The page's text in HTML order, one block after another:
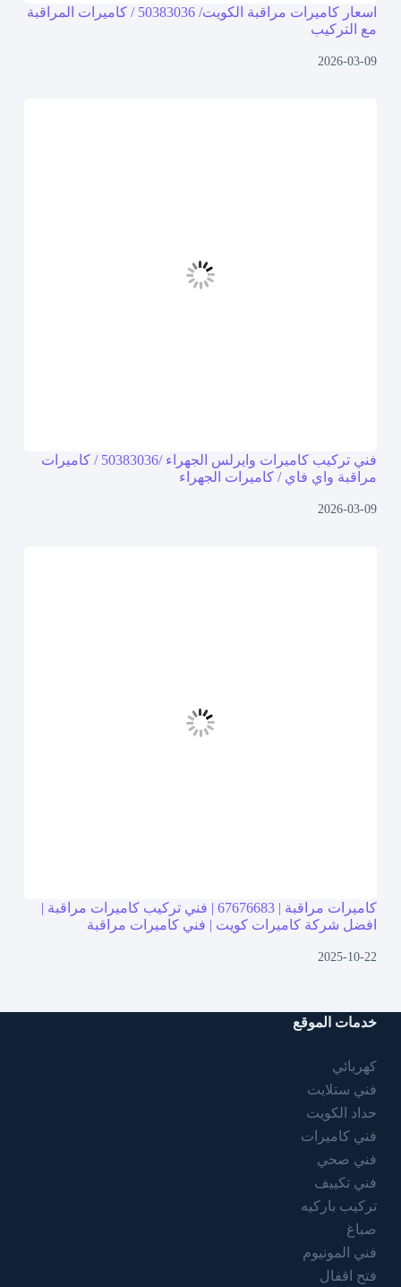
اسعار كاميرات مراقبة الكويت/ 50383036 / كاميرات المراقبة
مع التركيب
2026-03-09
فني تركيب كاميرات وايرلس الجهراء /50383036 / كاميرات
مراقبة واي فاي / كاميرات الجهراء
2026-03-09
كاميرات مراقبة | 67676683 | فني تركيب كاميرات مراقبة |
افضل شركة كاميرات كويت | فني كاميرات مراقبة
2025-10-22
خدمات الموقع
كهربائي
فني ستلايت
حداد الكويت
فني كاميرات
فني صحي
فني تكييف
تركيب باركيه
صباغ
فني المونيوم
فتح اقفال